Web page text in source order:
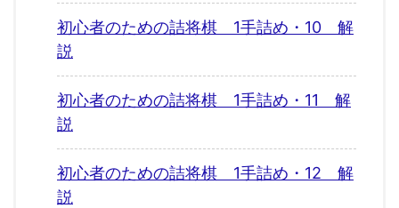
初心者のための詰将棋 1手詰め・10 解
説
初心者のための詰将棋 1手詰め・11 解
説
初心者のための詰将棋 1手詰め・12 解
説